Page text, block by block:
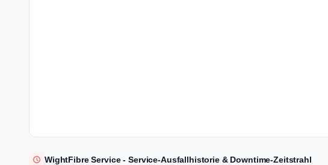
WightFibre Service - Service-Ausfallhistorie & Downtime-Zeitstrahl